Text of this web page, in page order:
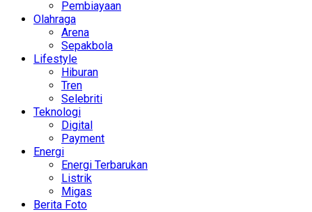
Pembiayaan
Olahraga
Arena
Sepakbola
Lifestyle
Hiburan
Tren
Selebriti
Teknologi
Digital
Payment
Energi
Energi Terbarukan
Listrik
Migas
Berita Foto